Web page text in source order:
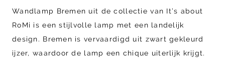
Wandlamp Bremen uit de collectie van It’s about
RoMi is een stijlvolle lamp met een landelijk
design. Bremen is vervaardigd uit zwart gekleurd
ijzer, waardoor de lamp een chique uiterlijk krijgt.